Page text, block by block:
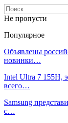
Не пропусти
Популярное
Объявлены
новинки…
Intel Ultra 7 155H,
всего…
Samsung
с…